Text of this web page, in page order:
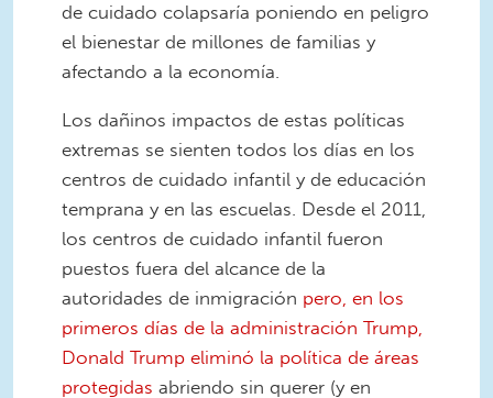
de cuidado colapsaría poniendo en peligro
el bienestar de millones de familias y
afectando a la economía.
Los dañinos impactos de estas políticas
extremas se sienten todos los días en los
centros de cuidado infantil y de educación
temprana y en las escuelas. Desde el 2011,
los centros de cuidado infantil fueron
puestos fuera del alcance de la
autoridades de inmigración pero, en los
primeros días de la administración Trump,
Donald Trump eliminó la política de áreas
protegidas abriendo sin querer (y en